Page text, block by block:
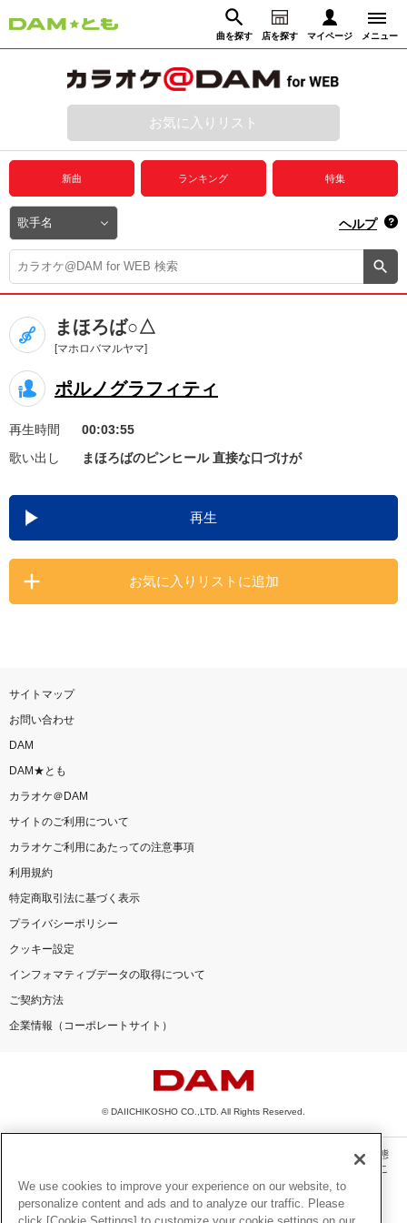
曲を探す 店を探す マイページ メニュー
動画からさがす 録音からさがす
ログイン
プレミアムサービス
DAM★とも動画
DAM★とも録音
カラオケ＠DAM
ユーザー検索
キャンペーン
お知らせ よくあるご質問
DAMの新曲・ランキングなど
カラオケ最新情報をチェック！
お気に入りリスト
新曲 ランキング 特集
ヘルプ
まほろば○△
[マホロバマルヤマ]
ポルノグラフィティ
再生時間
00:03:55
歌い出し
まほろばのピンヒール 直接な口づけが
再生
お気に入りリストに追加
サイトマップ
お問い合わせ
DAM
DAM★とも
カラオケ＠DAM
サイトのご利用について
カラオケご利用にあたっての注意事項
利用規約
特定商取引法に基づく表示
プライバシーポリシー
クッキー設定
インフォマティブデータの取得について
ご契約方法
企業情報（コーポレートサイト）
© DAIICHIKOSHO CO.,LTD. All Rights Reserved.
このサイトに掲載されている一切の文章・画像・写真・動画・音声等を、手段や形態
を問わず、著作権法の定める範囲を超えて無断で複製、転載、ファイル化などするこ
とを禁じます。
楽曲及びコンテンツは、機種によりご利用いただけない場合があります。
We use cookies to improve your experience on our website, to
personalize content and ads and to analyze our traffic. Please